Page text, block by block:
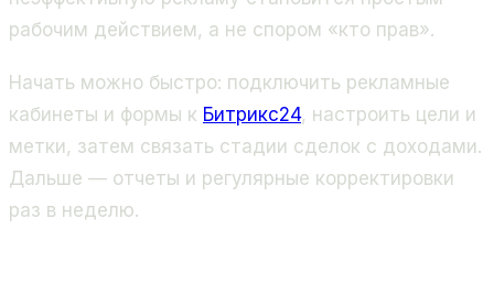
рабочим действием, а не спором «кто прав».
Начать можно быстро: подключить рекламные
кабинеты и формы к Битрикс24, настроить цели и
метки, затем связать стадии сделок с доходами.
Дальше — отчеты и регулярные корректировки
раз в неделю.